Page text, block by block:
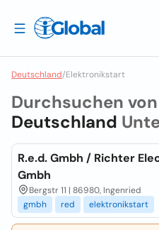
Deutschland/Elektronikstart
Durchsuchen von
Deutschland
R.e.d. Gmbh / Richter
Gmbh
Bergstr 11 | 86980, Ingenried
gmbh
red elektronikstart